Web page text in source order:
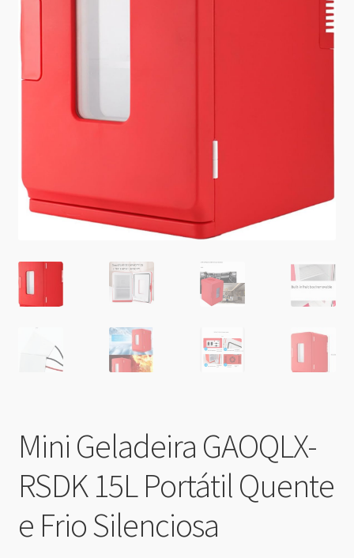
Mini Geladeira GAOQLX-
RSDK 15L Portátil Quente
e Frio Silenciosa